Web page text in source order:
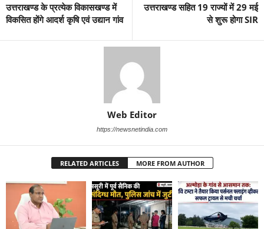
उत्तराखण्ड के प्रत्येक विकासखण्ड में
विकसित होंगे आदर्श कृषि एवं उद्यान गांव
उत्तराखण्ड सहित 19 राज्यों में 29 मई
से शुरू होगा SIR
Web Editor
https://newsnetindia.com
RELATED ARTICLES MORE FROM AUTHOR